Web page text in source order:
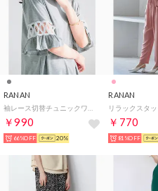
RANAN
￥990
66%OFF 20%
RANAN
￥770
81%OFF